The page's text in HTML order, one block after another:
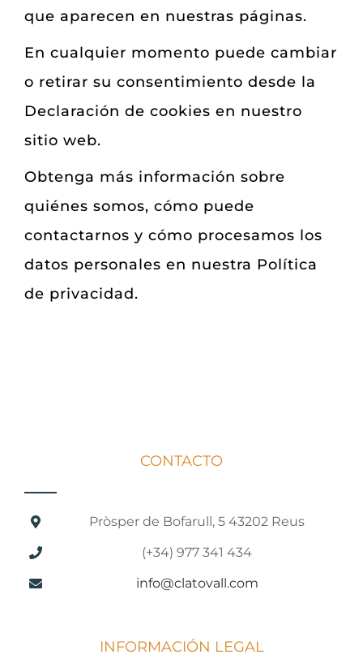
que aparecen en nuestras páginas.
En cualquier momento puede cambiar
o retirar su consentimiento desde la
Declaración de cookies en nuestro
sitio web.
Obtenga más información sobre
quiénes somos, cómo puede
contactarnos y cómo procesamos los
datos personales en nuestra Política
de privacidad.
CONTACTO
Pròsper de Bofarull, 5 43202 Reus
(+34) 977 341 434
info@clatovall.com
INFORMACIÓN LEGAL